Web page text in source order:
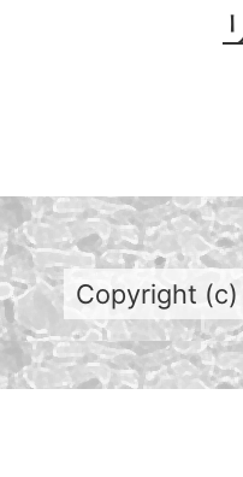
Copyright (c)